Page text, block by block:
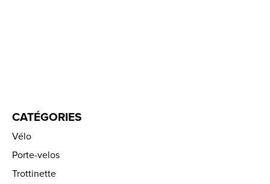
CATÉGORIES
Vélo
Porte-velos
Trottinette